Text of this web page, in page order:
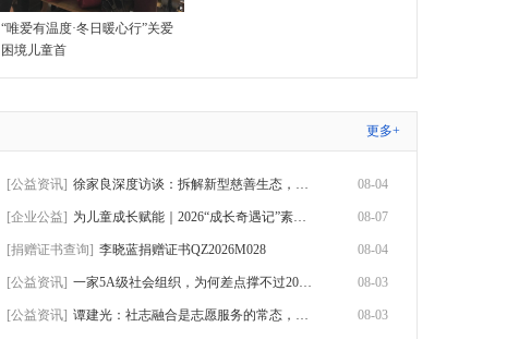
“唯爱有温度·冬日暖心行”关爱
困境儿童首
更多+
[公益资讯] 徐家良深度访谈：拆解新型慈善生态，数智化 08-04
[企业公益] 为儿童成长赋能｜2026“成长奇遇记”素养赋 08-07
[捐赠证书查询] 李晓蓝捐赠证书QZ2026M028 08-04
[公益资讯] 一家5A级社会组织，为何差点撑不过2026？ 08-03
[公益资讯] 谭建光：社志融合是志愿服务的常态，但不是 08-03